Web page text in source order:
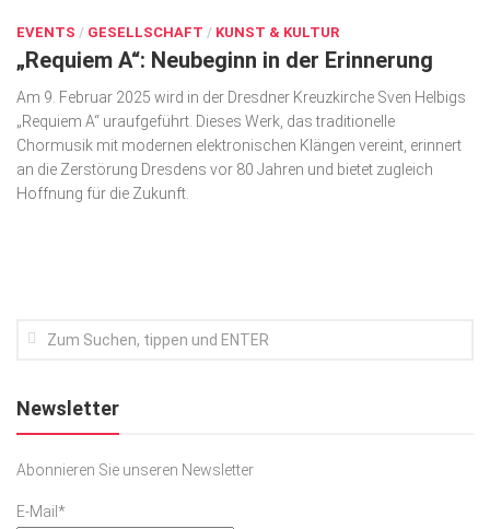
Geschäft
gesund & schön
Gesellschaft
Kunst & Kultur
Lifestyle
EVENTS / GESELLSCHAFT / KUNST & KULTUR
„Requiem A“: Neubeginn in der Erinnerung
Am 9. Februar 2025 wird in der Dresdner Kreuzkirche Sven Helbigs
„Requiem A“ uraufgeführt. Dieses Werk, das traditionelle
Chormusik mit modernen elektronischen Klängen vereint, erinnert
an die Zerstörung Dresdens vor 80 Jahren und bietet zugleich
Hoffnung für die Zukunft.
Newsletter
Abonnieren Sie unseren Newsletter
E-Mail*